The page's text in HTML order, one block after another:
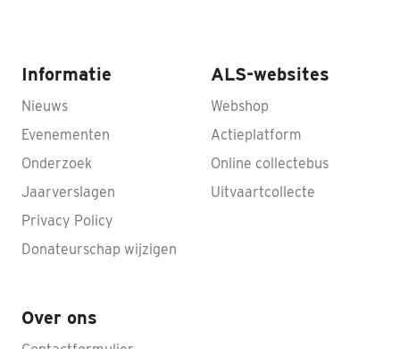
Informatie
Nieuws
Evenementen
Onderzoek
Jaarverslagen
Privacy Policy
Donateurschap wijzigen
ALS-websites
Webshop
Actieplatform
Online collectebus
Uitvaartcollecte
Over ons